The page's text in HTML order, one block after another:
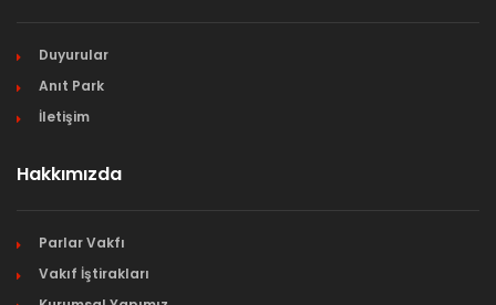
Duyurular
Anıt Park
İletişim
Hakkımızda
Parlar Vakfı
Vakıf İştirakları